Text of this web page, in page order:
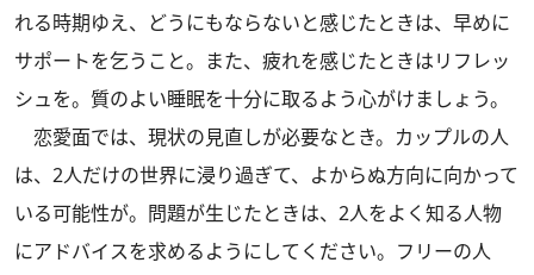
れる時期ゆえ、どうにもならないと感じたときは、早めに
サポートを乞うこと。また、疲れを感じたときはリフレッ
シュを。質のよい睡眠を十分に取るよう心がけましょう。
恋愛面では、現状の見直しが必要なとき。カップルの人
は、2人だけの世界に浸り過ぎて、よからぬ方向に向かって
いる可能性が。問題が生じたときは、2人をよく知る人物
にアドバイスを求めるようにしてください。フリーの人